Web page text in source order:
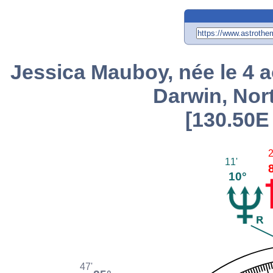
Jessica Mauboy, née le 4
Darwin,
10°
11'
47'